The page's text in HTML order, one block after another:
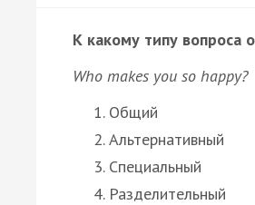
К какому типу вопроса
Who makes you so happy?
Общий
Альтернативный
Специальный
Разделительный